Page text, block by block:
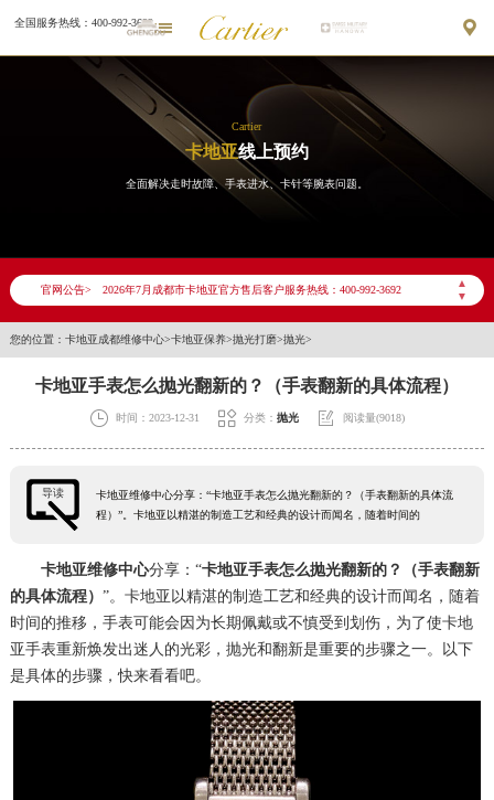
全国服务热线：400-992-3692 
Cartier
卡地亚线上预约
全面解决走时故障、手表进水、卡针等腕表问题。
官网公告>
▲
▼
您的位置： 卡地亚成都维修中心>卡地亚保养>抛光打磨>抛光>
卡地亚手表怎么抛光翻新的？（手表翻新的具体流程）
 时间：2023-12-31  分类： 抛光  阅读量(9018)
导读
卡地亚维修中心分享：“卡地亚手表怎么抛光翻新的？（手表翻新的具体流
程）”。卡地亚以精湛的制造工艺和经典的设计而闻名，随着时间的
卡地亚维修中心分享：“卡地亚手表怎么抛光翻新的？（手表翻新
的具体流程） ”。卡地亚以精湛的制造工艺和经典的设计而闻名，随着
时间的推移，手表可能会因为长期佩戴或不慎受到划伤，为了使卡地
亚手表重新焕发出迷人的光彩，抛光和翻新是重要的步骤之一。以下
是具体的步骤，快来看看吧。